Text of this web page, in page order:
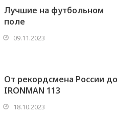
Лучшие на футбольном
поле
09.11.2023
От рекордсмена России до
IRONMAN 113
18.10.2023